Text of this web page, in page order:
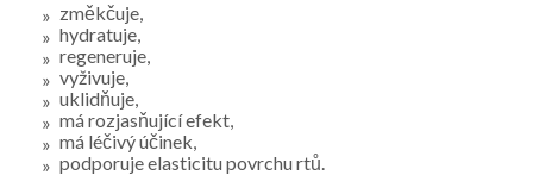
změkčuje,
hydratuje,
regeneruje,
vyživuje,
uklidňuje,
má rozjasňující efekt,
má léčivý účinek,
podporuje elasticitu povrchu rtů.